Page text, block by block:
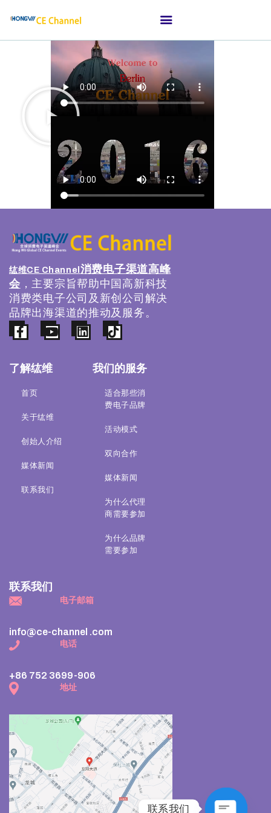
首页
关于纮维
适合那些消费电子品牌
渠道高峰会
媒体新闻
我们的客户
纮维CE Channel 消费电子渠道高峰
会 ，主要宗旨帮助中国高新科技
消费类电子公司及新创公司解决
品牌出海渠道的推动及服务。
了解纮维
首页
关于纮维
创始人介绍
媒体新闻
联系我们
我们的服务
适合那些消
费电子品牌
活动模式
双向合作
媒体新闻
为什么代理
商需要参加
为什么品牌
需要参加
联系我们
电子邮箱
info@ce-channel .com
电话
+86 752 3699-906
地址
联系我们